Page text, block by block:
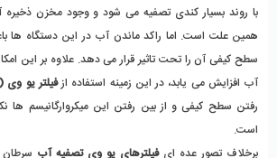
با روند بسیار کندی تصفیه می شود و وجود مخزن ذخیره
همین علت است. اما راکد ماندن آب در این دستگاه ها
سطح کیفی آن را تحت تاثیر قرار می دهد. علاوه بر این
آب افزایش می یابد، در این زمینه استفاده ازفیلتر یو وی (UV)
رفتن سطح کیفی و از بین رفتن این میکروارگانیسم ها
است.
برخلاف تصور عده ایفیلترهای یو وی تصفیه آب